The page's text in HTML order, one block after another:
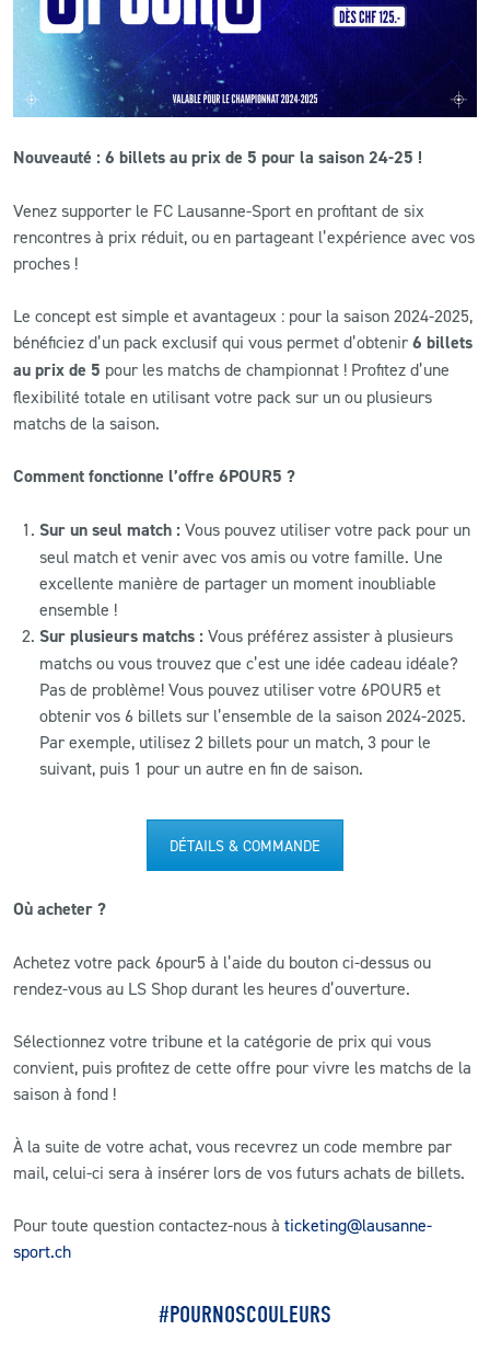
CLUB
CONTACT
ACTUALITÉS
LS E-SHOP
L’APP DU LS
MATCH DES CELEBRITES
PRESSE ET MEDIAS
Nouveauté : 6 billets au prix de 5 pour la saison 24-25 !
Venez supporter le FC Lausanne-Sport en profitant de six
rencontres à prix réduit, ou en partageant l’expérience avec vos
proches !
Le concept est simple et avantageux : pour la saison 2024-2025,
bénéficiez d’un pack exclusif qui vous permet d’obtenir 6 billets
au prix de 5 pour les matchs de championnat ! Profitez d’une
flexibilité totale en utilisant votre pack sur un ou plusieurs
matchs de la saison.
Comment fonctionne l’offre 6POUR5 ?
Sur un seul match : Vous pouvez utiliser votre pack pour un
seul match et venir avec vos amis ou votre famille. Une
excellente manière de partager un moment inoubliable
ensemble !
Sur plusieurs matchs : Vous préférez assister à plusieurs
matchs ou vous trouvez que c’est une idée cadeau idéale?
Pas de problème! Vous pouvez utiliser votre 6POUR5 et
obtenir vos 6 billets sur l’ensemble de la saison 2024-2025.
Par exemple, utilisez 2 billets pour un match, 3 pour le
suivant, puis 1 pour un autre en fin de saison.
DÉTAILS & COMMANDE
Où acheter ?
Achetez votre pack 6pour5 à l’aide du bouton ci-dessus ou
rendez-vous au LS Shop durant les heures d’ouverture.
Sélectionnez votre tribune et la catégorie de prix qui vous
convient, puis profitez de cette offre pour vivre les matchs de la
saison à fond !
À la suite de votre achat, vous recevrez un code membre par
mail, celui-ci sera à insérer lors de vos futurs achats de billets.
Pour toute question contactez-nous à ticketing@lausanne-
sport.ch
#POURNOSCOULEURS